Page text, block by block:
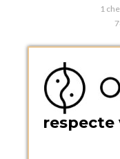
1
respecte